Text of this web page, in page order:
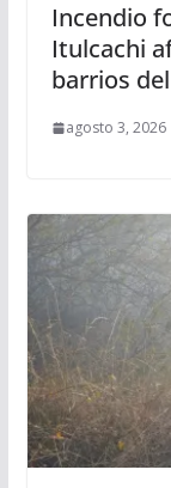
Incendio
Itulcachi
barrios
agosto 3, 2026